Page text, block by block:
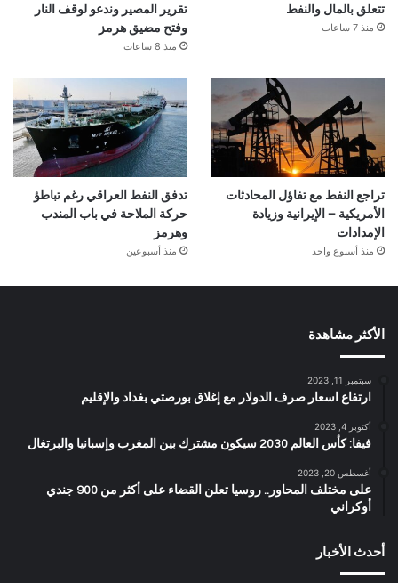
تتعلق بالمال والنفط
منذ 7 ساعات
تقرير المصير وندعو لوقف النار
وفتح مضيق هرمز
منذ 8 ساعات
تراجع النفط مع تفاؤل المحادثات
الأمريكية – الإيرانية وزيادة
الإمدادات
منذ أسبوع واحد
تدفق النفط العراقي رغم تباطؤ
حركة الملاحة في باب المندب
وهرمز
منذ أسبوعين
الأكثر مشاهدة
سبتمبر 11, 2023
ارتفاع اسعار صرف الدولار مع إغلاق بورصتي بغداد والإقليم
أكتوبر 4, 2023
فيفا: كأس العالم 2030 سيكون مشترك بين المغرب وإسبانيا والبرتغال
أغسطس 20, 2023
على مختلف المحاور.. روسيا تعلن القضاء على أكثر من 900 جندي
أوكراني
أحدث الأخبار